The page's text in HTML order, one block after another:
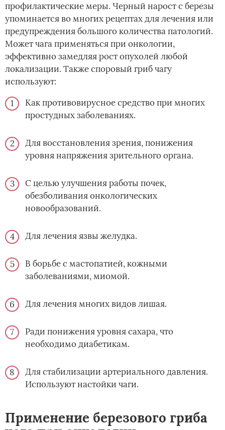
профилактические меры. Черный нарост с березы
упоминается во многих рецептах для лечения или
предупреждения большого количества патологий.
Может чага применяться при онкологии,
эффективно замедляя рост опухолей любой
локализации. Также споровый гриб чагу
используют:
Как противовирусное средство при многих
простудных заболеваниях.
Для восстановления зрения, понижения
уровня напряжения зрительного органа.
С целью улучшения работы почек,
обезболивания онкологических
новообразований.
Для лечения язвы желудка.
В борьбе с мастопатией, кожными
заболеваниями, миомой.
Для лечения многих видов лишая.
Ради понижения уровня сахара, что
необходимо диабетикам.
Для стабилизации артериального давления.
Используют настойки чаги.
Применение березового гриба